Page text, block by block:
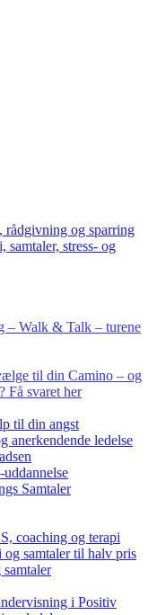
rådgivning og sparring
stress- og
– Walk & Talk – turene
til din Camino – og
Få svaret her
til din angst
anerkendende ledelse
Samtaler
coaching og terapi
og samtaler til halv pris
i Positiv